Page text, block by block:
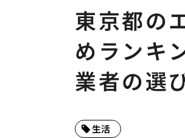
東京都の
めランキ
業者の選
生活